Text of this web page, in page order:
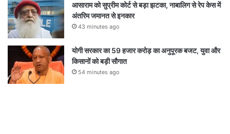
आसाराम को सुप्रीम कोर्ट से बड़ा झटका, नाबालिग से रेप केस में
अंतरिम जमानत से इनकार
43 minutes ago
योगी सरकार का 59 हजार करोड़ का अनुपूरक बजट, युवा और
किसानों को बड़ी सौगात
54 minutes ago